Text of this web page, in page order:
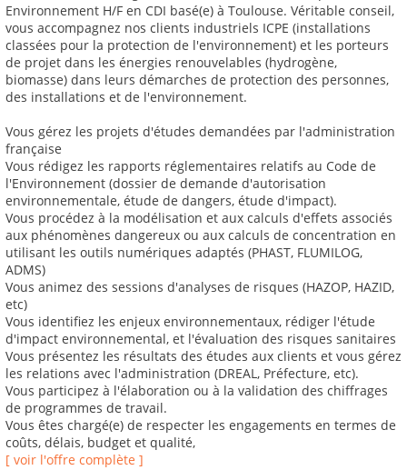
Environnement H/F en CDI basé(e) à Toulouse. Véritable conseil,
vous accompagnez nos clients industriels ICPE (installations
classées pour la protection de l'environnement) et les porteurs
de projet dans les énergies renouvelables (hydrogène,
biomasse) dans leurs démarches de protection des personnes,
des installations et de l'environnement.
Vous gérez les projets d'études demandées par l'administration
française
Vous rédigez les rapports réglementaires relatifs au Code de
l'Environnement (dossier de demande d'autorisation
environnementale, étude de dangers, étude d'impact).
Vous procédez à la modélisation et aux calculs d'effets associés
aux phénomènes dangereux ou aux calculs de concentration en
utilisant les outils numériques adaptés (PHAST, FLUMILOG,
ADMS)
Vous animez des sessions d'analyses de risques (HAZOP, HAZID,
etc)
Vous identifiez les enjeux environnementaux, rédiger l'étude
d'impact environnemental, et l'évaluation des risques sanitaires
Vous présentez les résultats des études aux clients et vous gérez
les relations avec l'administration (DREAL, Préfecture, etc).
Vous participez à l'élaboration ou à la validation des chiffrages
de programmes de travail.
Vous êtes chargé(e) de respecter les engagements en termes de
coûts, délais, budget et qualité,
[ voir l'offre complète ]